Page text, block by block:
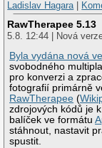
Ladislav Hagara|
RawTherapee 5.13
5.8. 12:44 | Nová
Byla vydána nová
svobodného
pro konverzi a
fotografií primárně
RawTherapee (
zdrojových kódů je
balíček ve formátu
stáhnout, nastavit
spustit.